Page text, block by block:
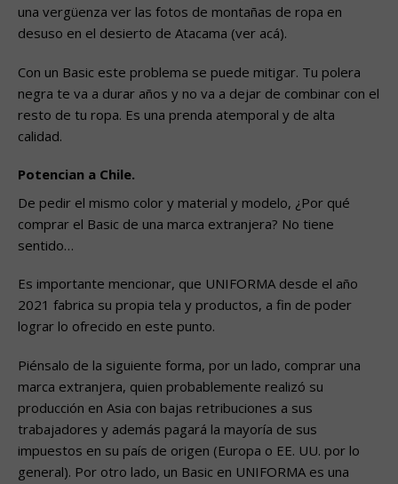
una vergüenza ver las fotos de montañas de ropa en
desuso en el desierto de Atacama (ver acá).
Con un Basic este problema se puede mitigar. Tu polera
negra te va a durar años y no va a dejar de combinar con el
resto de tu ropa. Es una prenda atemporal y de alta
calidad.
Potencian a Chile.
De pedir el mismo color y material y modelo, ¿Por qué
comprar el Basic de una marca extranjera? No tiene
sentido…
Es importante mencionar, que UNIFORMA desde el año
2021 fabrica su propia tela y productos, a fin de poder
lograr lo ofrecido en este punto.
Piénsalo de la siguiente forma, por un lado, comprar una
marca extranjera, quien probablemente realizó su
producción en Asia con bajas retribuciones a sus
trabajadores y además pagará la mayoría de sus
impuestos en su país de origen (Europa o EE. UU. por lo
general). Por otro lado, un Basic en UNIFORMA es una